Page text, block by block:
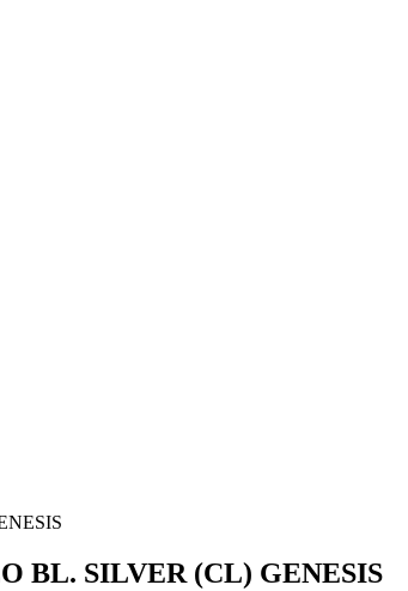
SILVER (CL) GENESIS